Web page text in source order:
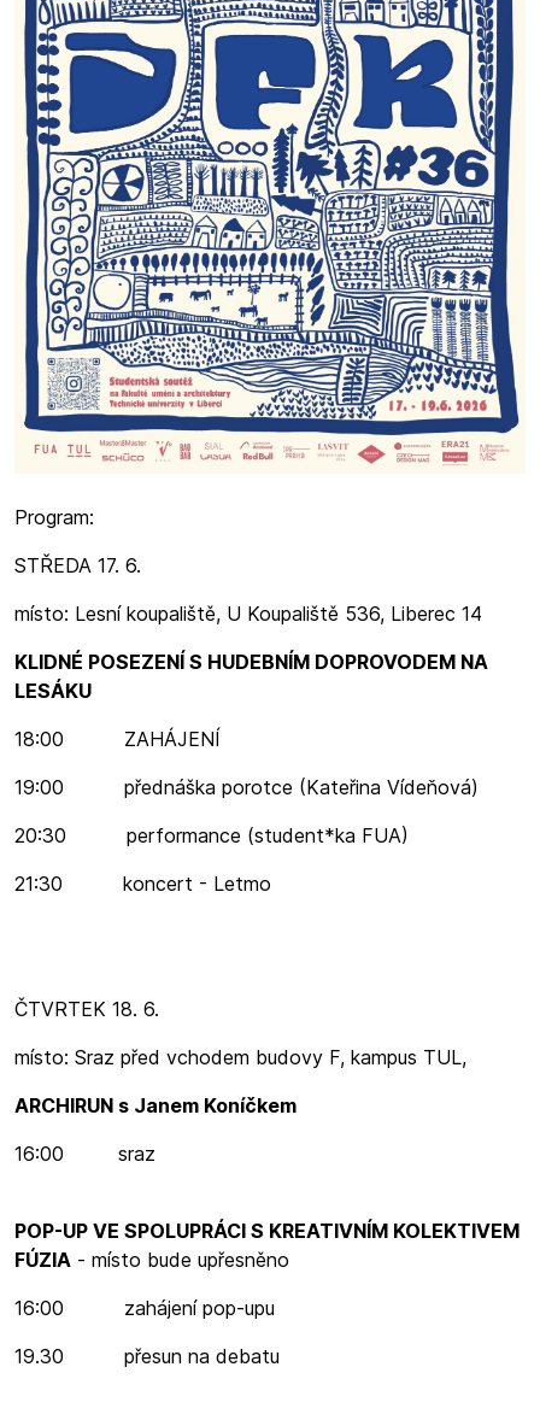
Program:
STŘEDA 17. 6.
místo: Lesní koupaliště, U Koupaliště 536, Liberec 14
KLIDNÉ POSEZENÍ S HUDEBNÍM DOPROVODEM NA
LESÁKU
18:00 ZAHÁJENÍ
19:00 přednáška porotce (Kateřina Vídeňová)
20:30 performance (student*ka FUA)
21:30 koncert - Letmo
ČTVRTEK 18. 6.
místo: Sraz před vchodem budovy F, kampus TUL,
ARCHIRUN s Janem Koníčkem
16:00 sraz
POP-UP VE SPOLUPRÁCI S KREATIVNÍM KOLEKTIVEM
FÚZIA - místo bude upřesněno
16:00 zahájení pop-upu
19.30 přesun na debatu